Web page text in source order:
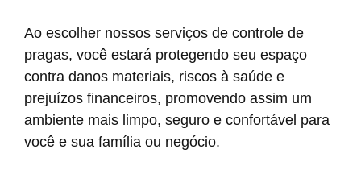
Ao escolher nossos serviços de controle de
pragas, você estará protegendo seu espaço
contra danos materiais, riscos à saúde e
prejuízos financeiros, promovendo assim um
ambiente mais limpo, seguro e confortável para
você e sua família ou negócio.